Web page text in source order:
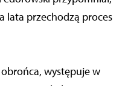
lata przechodzą proces
obrońca, występuje w